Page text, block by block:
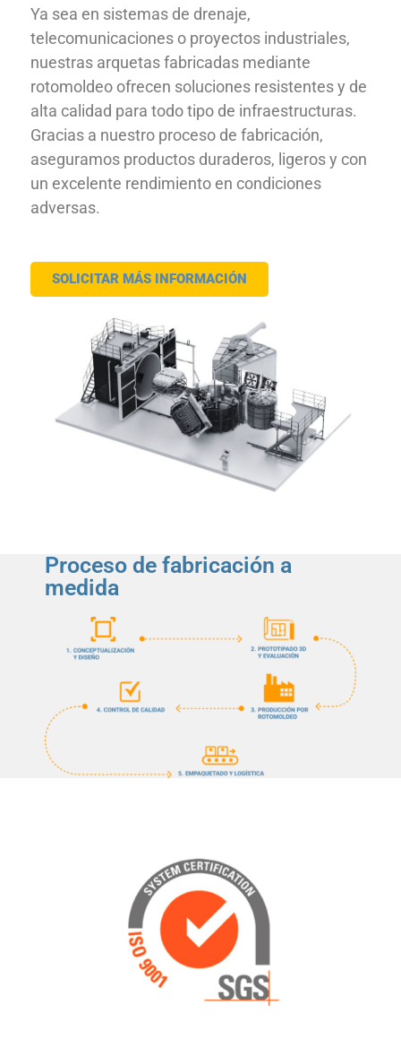
Ya sea en sistemas de drenaje,
telecomunicaciones o proyectos industriales,
nuestras arquetas fabricadas mediante
rotomoldeo ofrecen soluciones resistentes y de
alta calidad para todo tipo de infraestructuras.
Gracias a nuestro proceso de fabricación,
aseguramos productos duraderos, ligeros y con
un excelente rendimiento en condiciones
adversas.
SOLICITAR MÁS INFORMACIÓN
Proceso de fabricación a
medida